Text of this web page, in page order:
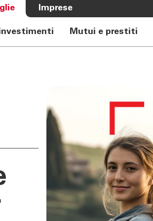
Imprese
Mutui e prestiti
Alta Direzione
Investor Relations
Azionisti
Internal Dealing
Sostenibilità